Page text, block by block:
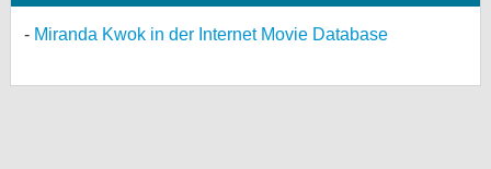
Miranda Kwok in der Internet Movie Database